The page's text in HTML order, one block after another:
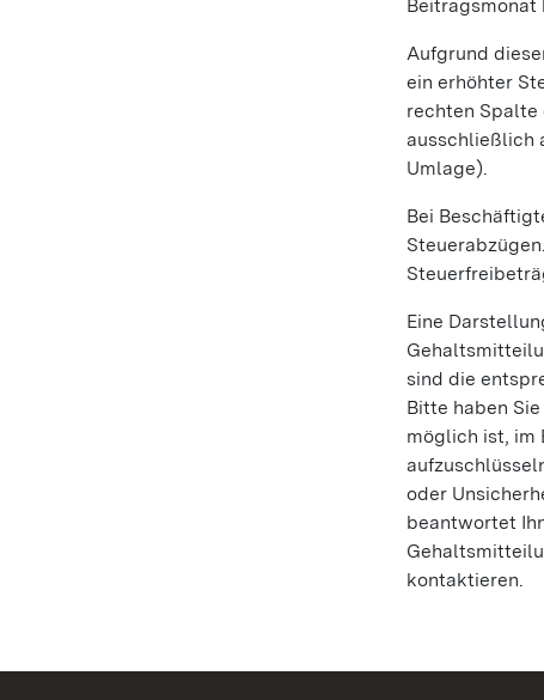
Beitragsmonat
Aufgrund
ein erhöhter
rechten Spalte
ausschließlich
Umlage).
Bei
Eine
sind die
Bitte haben
möglich ist, im
oder
beantwortet
kontaktieren.